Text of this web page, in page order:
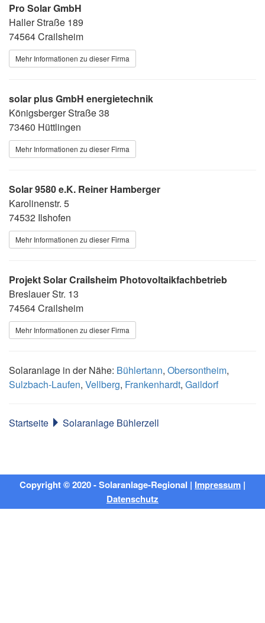
Pro Solar GmbH
Haller Straße 189
74564 Crailsheim
Mehr Informationen zu dieser Firma
solar plus GmbH energietechnik
Königsberger Straße 38
73460 Hüttlingen
Mehr Informationen zu dieser Firma
Solar 9580 e.K. Reiner Hamberger
Karolinenstr. 5
74532 Ilshofen
Mehr Informationen zu dieser Firma
Projekt Solar Crailsheim Photovoltaikfachbetrieb
Breslauer Str. 13
74564 Crailsheim
Mehr Informationen zu dieser Firma
Solaranlage in der Nähe: Bühlertann, Obersontheim,
Sulzbach-Laufen, Vellberg, Frankenhardt, Gaildorf
Startseite Solaranlage Bühlerzell
Copyright © 2020 - Solaranlage-Regional | Impressum |
Datenschutz